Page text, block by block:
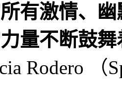
有激情、
量不断鼓
Rodero （